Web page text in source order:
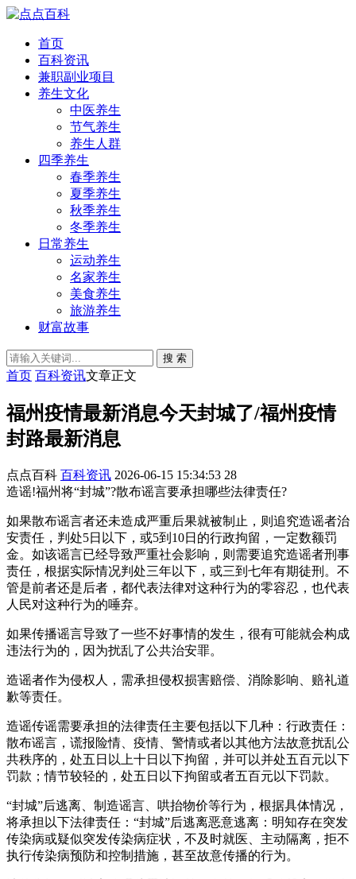
首页
百科资讯
兼职副业项目
养生文化
中医养生
节气养生
养生人群
四季养生
春季养生
夏季养生
秋季养生
冬季养生
日常养生
运动养生
名家养生
美食养生
旅游养生
财富故事
搜 索
首页 百科资讯文章正文
福州疫情最新消息今天封城了/福州疫情
封路最新消息
点点百科 百科资讯 2026-06-15 15:34:53 28
造谣!福州将“封城”?散布谣言要承担哪些法律责任?
如果散布谣言者还未造成严重后果就被制止，则追究造谣者治
安责任，判处5日以下，或5到10日的行政拘留，一定数额罚
金。如该谣言已经导致严重社会影响，则需要追究造谣者刑事
责任，根据实际情况判处三年以下，或三到七年有期徒刑。不
管是前者还是后者，都代表法律对这种行为的零容忍，也代表
人民对这种行为的唾弃。
如果传播谣言导致了一些不好事情的发生，很有可能就会构成
违法行为的，因为扰乱了公共治安罪。
造谣者作为侵权人，需承担侵权损害赔偿、消除影响、赔礼道
歉等责任。
造谣传谣需要承担的法律责任主要包括以下几种：行政责任：
散布谣言，谎报险情、疫情、警情或者以其他方法故意扰乱公
共秩序的，处五日以上十日以下拘留，并可以并处五百元以下
罚款；情节较轻的，处五日以下拘留或者五百元以下罚款。
“封城”后逃离、制造谣言、哄抬物价等行为，根据具体情况，
将承担以下法律责任：“封城”后逃离恶意逃离：明知存在突发
传染病或疑似突发传染病症状，不及时就医、主动隔离，拒不
执行传染病预防和控制措施，甚至故意传播的行为。